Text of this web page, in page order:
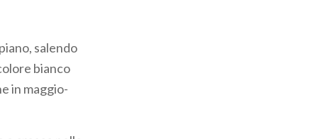
salendo
bianco
in maggio-